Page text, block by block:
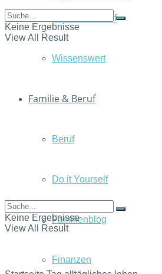
Familie & Beruf
Wissenswert
Familie & Beruf
Beruf
Do it Yourself
Familienblog
Finanzen
Keine Ergebnisse
View All Result
Keine Ergebnisse
View All Result